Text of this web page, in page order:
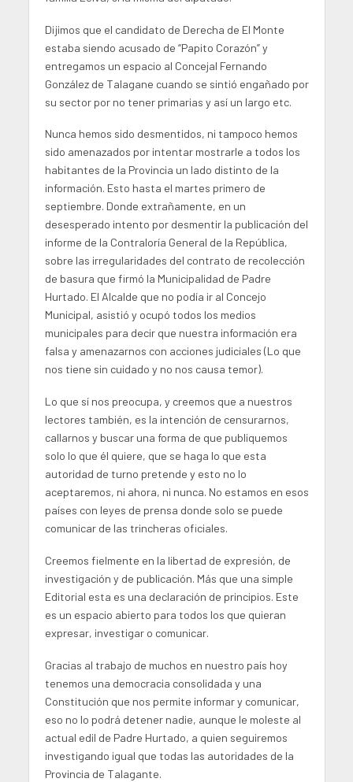
Dijimos que el candidato de Derecha de El Monte
estaba siendo acusado de “Papito Corazón” y
entregamos un espacio al Concejal Fernando
González de Talagane cuando se sintió engañado por
su sector por no tener primarias y así un largo etc.
Nunca hemos sido desmentidos, ni tampoco hemos
sido amenazados por intentar mostrarle a todos los
habitantes de la Provincia un lado distinto de la
información. Esto hasta el martes primero de
septiembre. Donde extrañamente, en un
desesperado intento por desmentir la publicación del
informe de la Contraloría General de la República,
sobre las irregularidades del contrato de recolección
de basura que firmó la Municipalidad de Padre
Hurtado. El Alcalde que no podía ir al Concejo
Municipal, asistió y ocupó todos los medios
municipales para decir que nuestra información era
falsa y amenazarnos con acciones judiciales (Lo que
nos tiene sin cuidado y no nos causa temor).
Lo que sí nos preocupa, y creemos que a nuestros
lectores también, es la intención de censurarnos,
callarnos y buscar una forma de que publiquemos
solo lo que él quiere, que se haga lo que esta
autoridad de turno pretende y esto no lo
aceptaremos, ni ahora, ni nunca. No estamos en esos
países con leyes de prensa donde solo se puede
comunicar de las trincheras oficiales.
Creemos fielmente en la libertad de expresión, de
investigación y de publicación. Más que una simple
Editorial esta es una declaración de principios. Este
es un espacio abierto para todos los que quieran
expresar, investigar o comunicar.
Gracias al trabajo de muchos en nuestro país hoy
tenemos una democracia consolidada y una
Constitución que nos permite informar y comunicar,
eso no lo podrá detener nadie, aunque le moleste al
actual edil de Padre Hurtado, a quien seguiremos
investigando igual que todas las autoridades de la
Provincia de Talagante.